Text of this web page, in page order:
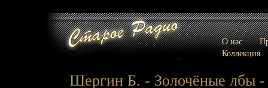
О нас
Коллекция
Шергин Б. - Золочёные лбы